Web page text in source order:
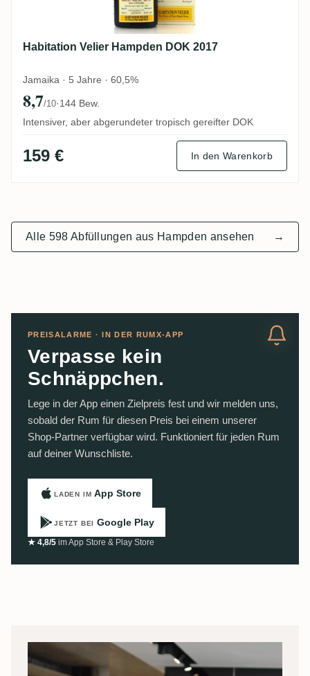
Habitation Velier Hampden DOK 2017
Jamaika · 5 Jahre · 60,5%
8,7/10·144 Bew.
Intensiver, aber abgerundeter tropisch gereifter DOK
159 € In den Warenkorb
Alle 598 Abfüllungen aus Hampden ansehen →
PREISALARME · IN DER RUMX-APP
Verpasse kein
Schnäppchen.
Lege in der App einen Zielpreis fest und wir melden uns,
sobald der Rum für diesen Preis bei einem unserer
Shop-Partner verfügbar wird. Funktioniert für jeden Rum
auf deiner Wunschliste.
LADEN IM App Store
JETZT BEI Google Play
★ 4,8/5 im App Store & Play Store